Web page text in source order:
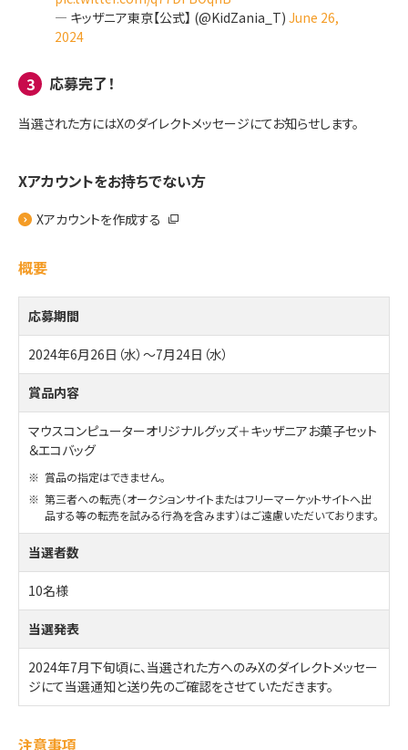
— キッザニア東京【公式】 (@KidZania_T) June 26,
2024
3 応募完了！
当選された方にはXのダイレクトメッセージにてお知らせします。
Xアカウントをお持ちでない方
Xアカウントを作成する
概要
応募期間
2024年6月26日（水）～7月24日（水）
賞品内容
マウスコンピューターオリジナルグッズ＋キッザニアお菓子セット
＆エコバッグ
※ 賞品の指定はできません。
※ 第三者への転売（オークションサイトまたはフリーマーケットサイトへ出
品する等の転売を試みる行為を含みます）はご遠慮いただいております。
当選者数
10名様
当選発表
2024年7月下旬頃に、当選された方へのみXのダイレクトメッセー
ジにて当選通知と送り先のご確認をさせていただきます。
注意事項